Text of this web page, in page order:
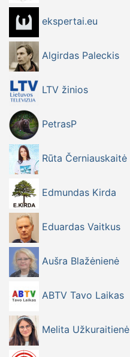
ekspertai.eu
Algirdas Paleckis
LTV žinios
PetrasP
Rūta Černiauskaitė
Edmundas Kirda
Eduardas Vaitkus
Aušra Blažėnienė
ABTV Tavo Laikas
Melita Užkuraitienė